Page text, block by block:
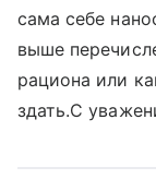
сама себе
выше
рациона или
здать.С